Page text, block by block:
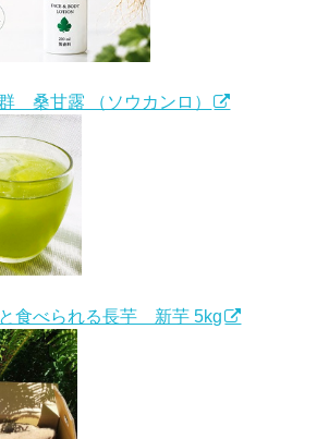
桑甘露 （ソウカンロ）
食べられる長芋 新芋 5kg